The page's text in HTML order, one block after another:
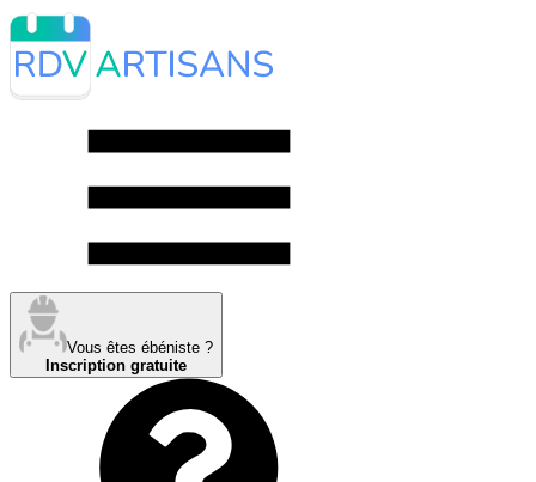
Vous êtes ébéniste ?
Inscription gratuite